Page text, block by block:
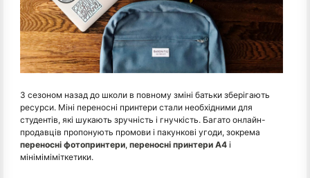
З сезоном назад до школи в повному зміні батьки зберігають
ресурси. Міні переносні принтери стали необхідними для
студентів, які шукають зручність і гнучкість. Багато онлайн-
продавців пропонують промови і пакункові угоди, зокрема
переносні фотопринтери, переносні принтери A4 і
мініміміміткетики.